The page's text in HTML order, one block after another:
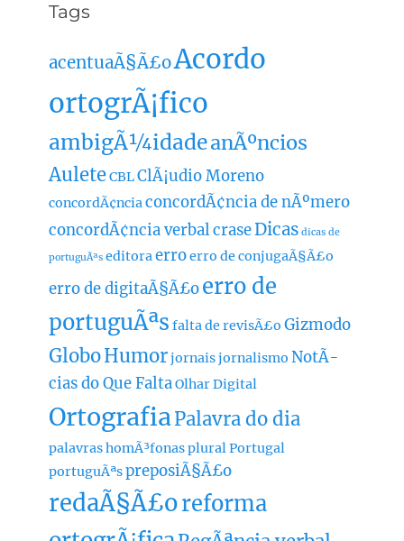
Tags
acentuaÃ§Ã£oAcordo
ortogrÃ¡fico
ambigÃ¼idadeanÃºncios
AuleteCBLClÃ¡udio Moreno
concordÃ¢nciaconcordÃ¢ncia de nÃºmero
concordÃ¢ncia verbalcraseDicas dicas de
portuguÃªs editoraerroerro de conjugaÃ§Ã£o
erro de digitaÃ§Ã£oerro de
portuguÃªs falta de revisÃ£o Gizmodo
GloboHumorjornaisjornalismo NotÃ­
cias do Que FaltaOlhar Digital
OrtografiaPalavra do dia
palavras homÃ³fonaspluralPortugal
portuguÃªspreposiÃ§Ã£o
redaÃ§Ã£oreforma